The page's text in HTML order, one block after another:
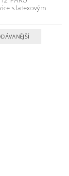
s latexovým